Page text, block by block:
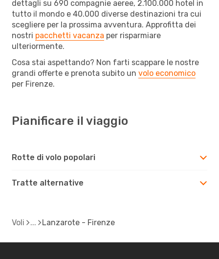
dettagli su 690 compagnie aeree, 2.100.000 hotel in
tutto il mondo e 40.000 diverse destinazioni tra cui
scegliere per la prossima avventura. Approfitta dei
nostri pacchetti vacanza per risparmiare
ulteriormente.
Cosa stai aspettando? Non farti scappare le nostre
grandi offerte e prenota subito un volo economico
per Firenze.
Pianificare il viaggio
Rotte di volo popolari
Tratte alternative
Voli Lanzarote - Firenze